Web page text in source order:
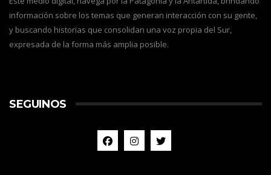
información sobre los temas que generan interacción con su gente,
y buscando historias que consolidan una voz propia del Sur,
expresada de la forma más amplia posible.
SEGUINOS